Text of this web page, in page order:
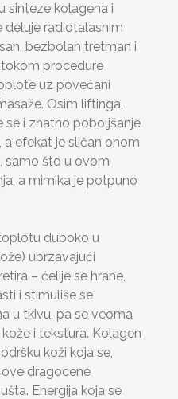
sinteze kolagena i
deluje radiotalasnim
bezbolan tretman i
procedure
uz povećani
Osim liftinga,
i znatno poboljšanje
efekat je sličan onom
samo što u ovom
a mimika je potpuno
duboko u
ubrzavajući
– ćelije se hrane,
i stimuliše se
u tkivu, pa se veoma
i tekstura. Kolagen
koži koja se,
dragocene
Energija koja se